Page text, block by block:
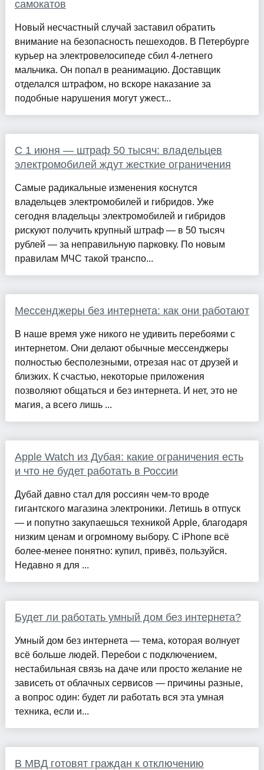
самокатов
Новый несчастный случай заставил обратить
внимание на безопасность пешеходов. В Петербурге
курьер на электровелосипеде сбил 4-летнего
мальчика. Он попал в реанимацию. Доставщик
отделался штрафом, но вскоре наказание за
подобные нарушения могут ужест...
С 1 июня — штраф 50 тысяч: владельцев
электромобилей ждут жесткие ограничения
Самые радикальные изменения коснутся
владельцев электромобилей и гибридов. Уже
сегодня владельцы электромобилей и гибридов
рискуют получить крупный штраф — в 50 тысяч
рублей — за неправильную парковку. По новым
правилам МЧС такой транспо...
Мессенджеры без интернета: как они работают
В наше время уже никого не удивить перебоями с
интернетом. Они делают обычные мессенджеры
полностью бесполезными, отрезая нас от друзей и
близких. К счастью, некоторые приложения
позволяют общаться и без интернета. И нет, это не
магия, а всего лишь ...
Apple Watch из Дубая: какие ограничения есть
и что не будет работать в России
Дубай давно стал для россиян чем-то вроде
гигантского магазина электроники. Летишь в отпуск
— и попутно закупаешься техникой Apple, благодаря
низким ценам и огромному выбору. С iPhone всё
более-менее понятно: купил, привёз, пользуйся.
Недавно я для ...
Будет ли работать умный дом без интернета?
Умный дом без интернета — тема, которая волнует
всё больше людей. Перебои с подключением,
нестабильная связь на даче или просто желание не
зависеть от облачных сервисов — причины разные,
а вопрос один: будет ли работать вся эта умная
техника, если и...
В МВД готовят граждан к отключению